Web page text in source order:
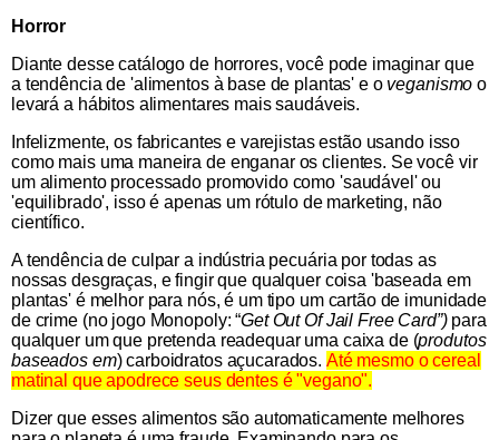
Horror
Diante desse catálogo de horrores, você pode imaginar que
a tendência de 'alimentos à base de plantas' e o veganismo o
levará a hábitos alimentares mais saudáveis.
Infelizmente, os fabricantes e varejistas estão usando isso
como mais uma maneira de enganar os clientes. Se você vir
um alimento processado promovido como 'saudável' ou
'equilibrado', isso é apenas um rótulo de marketing, não
científico.
A tendência de culpar a indústria pecuária por todas as
nossas desgraças, e fingir que qualquer coisa 'baseada em
plantas' é melhor para nós, é um tipo um cartão de imunidade
de crime (no jogo Monopoly: “Get Out Of Jail Free Card”)para
qualquer um que pretenda readequar uma caixa de (produtos
baseados em) carboidratos açucarados. Até mesmo o cereal
matinal que apodrece seus dentes é "vegano".
Dizer que esses alimentos são automaticamente melhores